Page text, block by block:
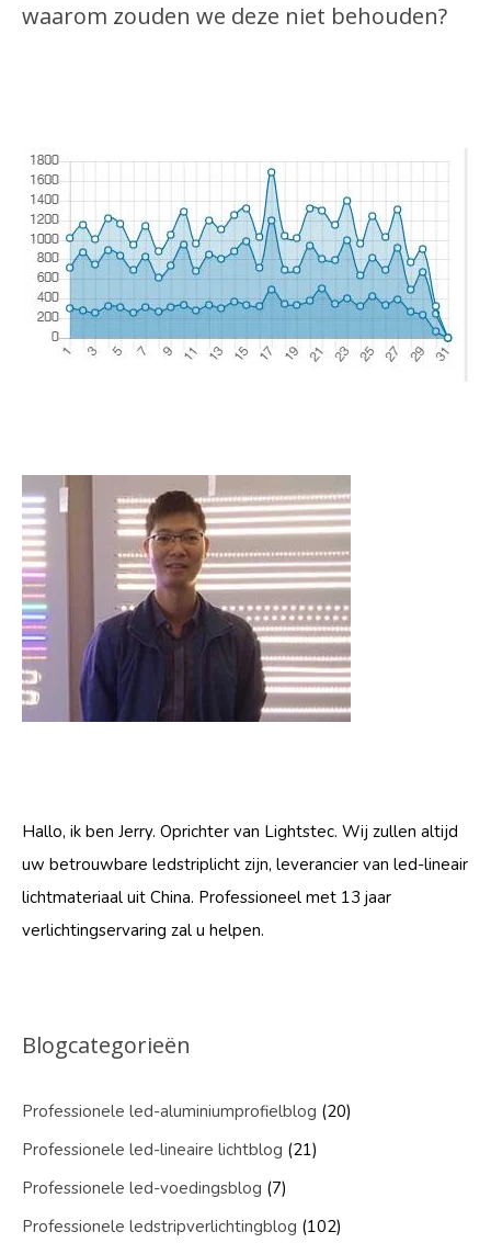
waarom zouden we deze niet behouden?
Hallo, ik ben Jerry. Oprichter van Lightstec. Wij zullen altijd
uw betrouwbare ledstriplicht zijn, leverancier van led-lineair
lichtmateriaal uit China. Professioneel met 13 jaar
verlichtingservaring zal u helpen.
Blogcategorieën
Professionele led-aluminiumprofielblog (20)
Professionele led-lineaire lichtblog (21)
Professionele led-voedingsblog (7)
Professionele ledstripverlichtingblog (102)